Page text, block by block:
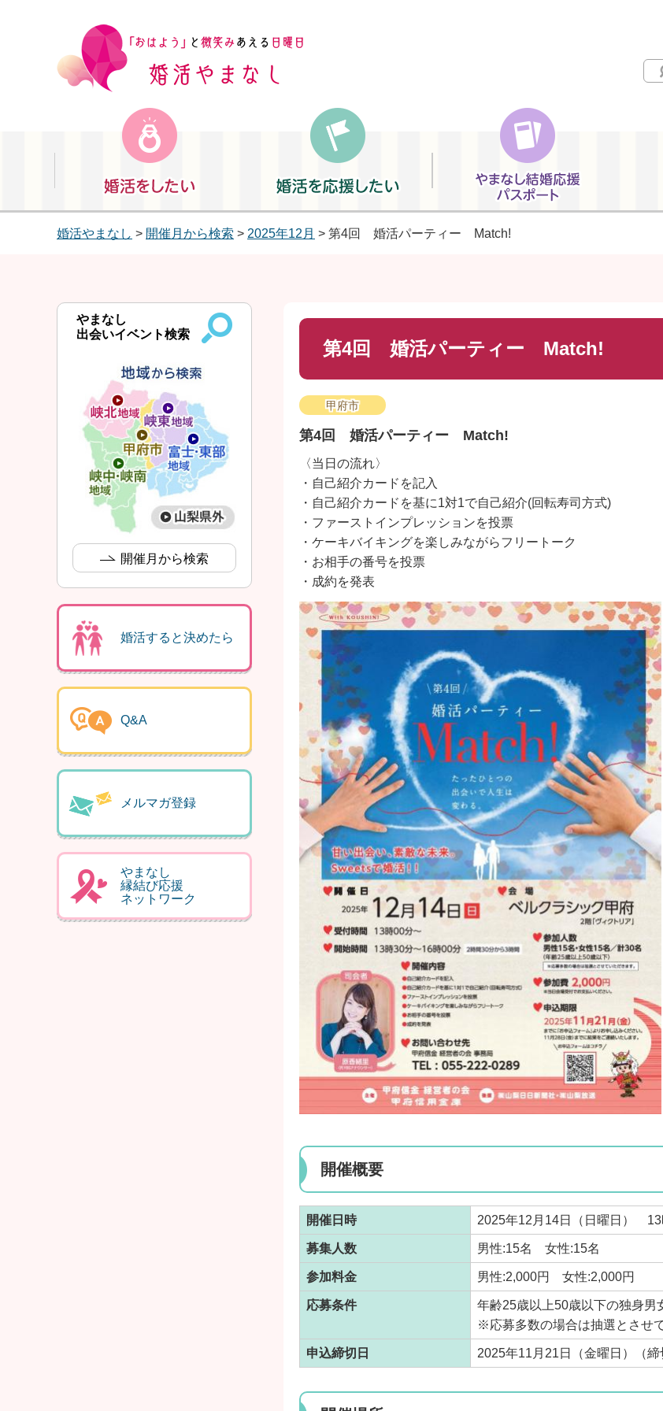
婚活をしたい 婚活を応援したい やまなし結婚応援パスポート
婚活やまなし > 開催月から検索 > 2025年12月 > 第4回 婚活パーティー Match!
やまなし
出会いイベント検索
開催月から検索
婚活すると決めたら
Q&A
メルマガ登録
やまなし
縁結び応援
ネットワーク
第4回 婚活パーティー Match!
甲府市
第4回 婚活パーティー Match!
〈当日の流れ〉
・自己紹介カードを記入
・自己紹介カードを基に1対1で自己紹介(回転寿司方式)
・ファーストインプレッションを投票
・ケーキバイキングを楽しみながらフリートーク
・お相手の番号を投票
・成約を発表
開催概要
開催日時 2025年12月14日（日曜日） 13
募集人数 男性:15名 女性:15名
参加料金 男性:2,000円 女性:2,000円
応募条件
年齢25歳以上50歳以下の独身男
※応募多数の場合は抽選とさせ
申込締切日 2025年11月21日（金曜日）（締